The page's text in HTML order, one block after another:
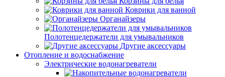
Коврики для ванной
Органайзеры
Полотенцедержатели для умывальников
Другие аксессуары
Отопление и водоснабжение
Электрические водонагреватели